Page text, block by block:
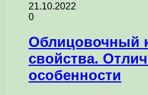
21.10.2022
0
Облицовочный
свойства.
особенности